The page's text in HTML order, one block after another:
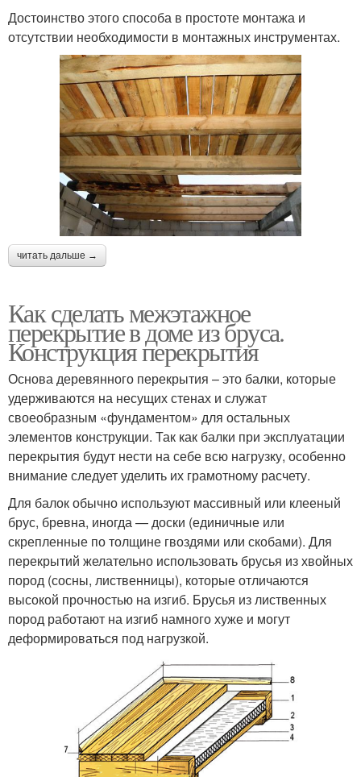
Достоинство этого способа в простоте монтажа и
отсутствии необходимости в монтажных инструментах.
читать дальше →
Как сделать межэтажное
перекрытие в доме из бруса.
Конструкция перекрытия
Основа деревянного перекрытия – это балки, которые
удерживаются на несущих стенах и служат
своеобразным «фундаментом» для остальных
элементов конструкции. Так как балки при эксплуатации
перекрытия будут нести на себе всю нагрузку, особенно
внимание следует уделить их грамотному расчету.
Для балок обычно используют массивный или клееный
брус, бревна, иногда — доски (единичные или
скрепленные по толщине гвоздями или скобами). Для
перекрытий желательно использовать брусья из хвойных
пород (сосны, лиственницы), которые отличаются
высокой прочностью на изгиб. Брусья из лиственных
пород работают на изгиб намного хуже и могут
деформироваться под нагрузкой.